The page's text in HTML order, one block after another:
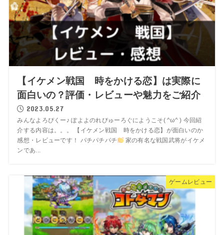
【イケメン戦国 時をかける恋】は実際に
面白いの？評価・レビューや魅力をご紹介
2023.05.27
みんなよろぴくー♪ ぽよよのれびゅーろぐにようこそ( ^ω^ ) 今回紹
介する内容は。。。 【イケメン戦国 時をかける恋】が面白いのか
感想・レビューです！ パチパチパチ
家の有名な戦国武将がイケメ
ンであ...
ゲームレビュー